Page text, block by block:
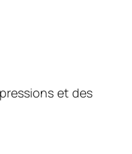
et des